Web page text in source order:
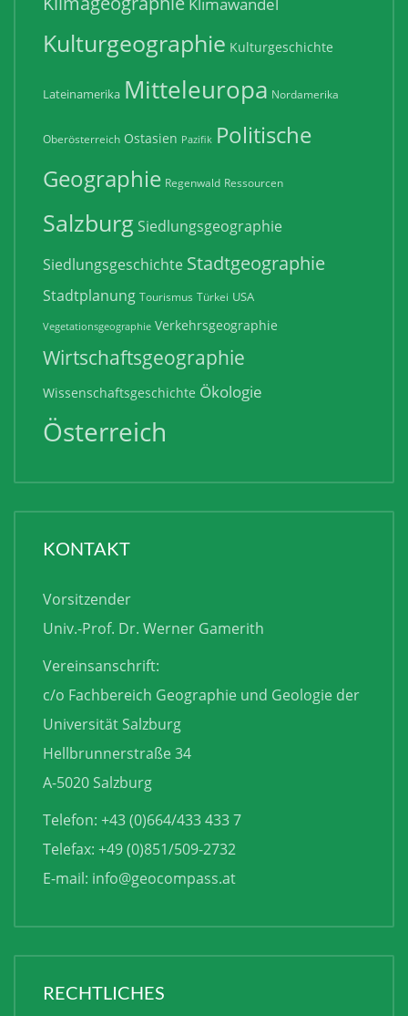
Kulturgeographie Kulturgeschichte
Lateinamerika Mitteleuropa Nordamerika
Oberösterreich Ostasien Pazifik Politische
Geographie Regenwald Ressourcen
Salzburg Siedlungsgeographie
Siedlungsgeschichte Stadtgeographie
Stadtplanung Tourismus Türkei USA
Vegetationsgeographie Verkehrsgeographie
Wirtschaftsgeographie
Wissenschaftsgeschichte Ökologie
Österreich
KONTAKT
Vorsitzender
Univ.-Prof. Dr. Werner Gamerith
Vereinsanschrift:
c/o Fachbereich Geographie und Geologie der
Universität Salzburg
Hellbrunnerstraße 34
A-5020 Salzburg
Telefon: +43 (0)664/433 433 7
Telefax: +49 (0)851/509-2732
E-mail: info@geocompass.at
RECHTLICHES